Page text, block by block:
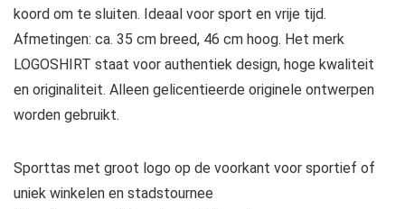
koord om te sluiten. Ideaal voor sport en vrije tijd.
Afmetingen: ca. 35 cm breed, 46 cm hoog. Het merk
LOGOSHIRT staat voor authentiek design, hoge kwaliteit
en originaliteit. Alleen gelicentieerde originele ontwerpen
worden gebruikt.
Sporttas met groot logo op de voorkant voor sportief of
uniek winkelen en stadstournee